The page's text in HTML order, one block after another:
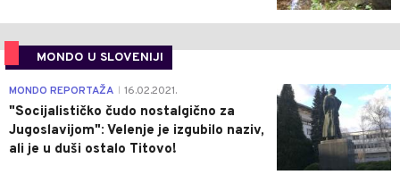
MONDO U SLOVENIJI
4
MONDO REPORTAŽA 16.02.2021.
"Socijalističko čudo nostalgično za
Jugoslavijom": Velenje je izgubilo naziv,
ali je u duši ostalo Titovo!